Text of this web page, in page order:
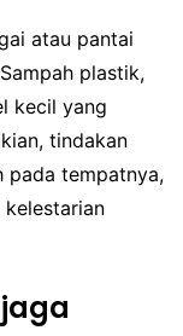
atau pantai
plastik,
kecil yang
tindakan
pada tempatnya,